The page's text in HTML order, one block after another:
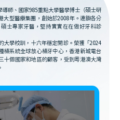
師、國家985重點大學醫學博士（碩士研
大型醫療集團，創始於2008年。連鎖各分
士專家牙醫，堅持實實在在做好牙科診
大學校訓，十六年穩定開診。榮獲「2024
植系統全球放心植牙中心，香港新城電台
十個國家和地區的顧客，受到粵港澳大灣